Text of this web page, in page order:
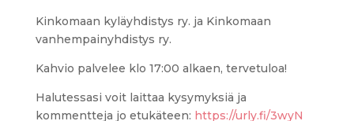
Kinkomaan kyläyhdistys ry. ja Kinkomaan
vanhempainyhdistys ry.
Kahvio palvelee klo 17:00 alkaen, tervetuloa!
Halutessasi voit laittaa kysymyksiä ja
kommentteja jo etukäteen: https://urly.fi/3wyN